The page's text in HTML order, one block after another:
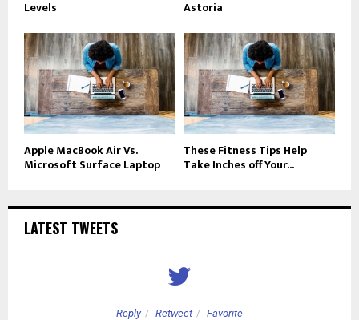
Levels Astoria
Apple MacBook Air Vs.
Microsoft Surface Laptop
These Fitness Tips Help
Take Inches off Your...
LATEST TWEETS
Reply Retweet Favorite